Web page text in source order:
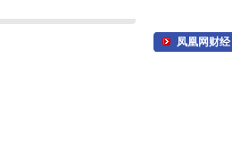
凤凰网财经